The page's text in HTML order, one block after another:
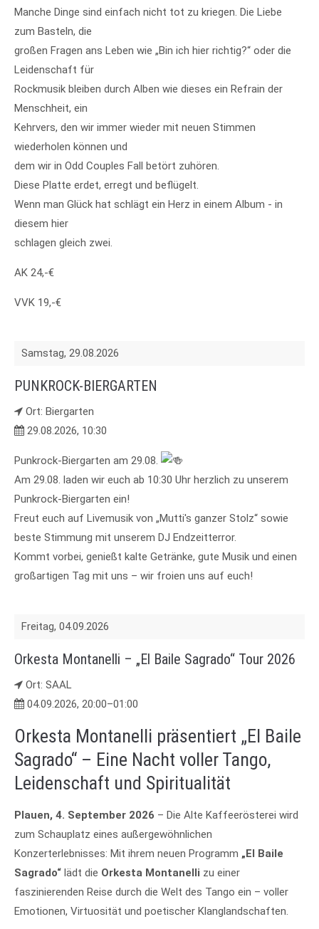
Manche Dinge sind einfach nicht tot zu kriegen. Die Liebe
zum Basteln, die
großen Fragen ans Leben wie „Bin ich hier richtig?“ oder die
Leidenschaft für
Rockmusik bleiben durch Alben wie dieses ein Refrain der
Menschheit, ein
Kehrvers, den wir immer wieder mit neuen Stimmen
wiederholen können und
dem wir in Odd Couples Fall betört zuhören.
Diese Platte erdet, erregt und beflügelt.
Wenn man Glück hat schlägt ein Herz in einem Album - in
diesem hier
schlagen gleich zwei.
AK 24,-€
VVK 19,-€
Samstag, 29.08.2026
PUNKROCK-BIERGARTEN
Ort: Biergarten
29.08.2026, 10:30
Punkrock-Biergarten am 29.08.
Am 29.08. laden wir euch ab 10:30 Uhr herzlich zu unserem
Punkrock-Biergarten ein!
Freut euch auf Livemusik von „Mutti's ganzer Stolz“ sowie
beste Stimmung mit unserem DJ Endzeitterror.
Kommt vorbei, genießt kalte Getränke, gute Musik und einen
großartigen Tag mit uns – wir froien uns auf euch!
Freitag, 04.09.2026
Orkesta Montanelli – „El Baile Sagrado“ Tour 2026
Ort: SAAL
04.09.2026, 20:00–01:00
Orkesta Montanelli präsentiert „El Baile
Sagrado“ – Eine Nacht voller Tango,
Leidenschaft und Spiritualität
Plauen, 4. September 2026 – Die Alte Kaffeerösterei wird
zum Schauplatz eines außergewöhnlichen
Konzerterlebnisses: Mit ihrem neuen Programm „El Baile
Sagrado“ lädt die Orkesta Montanelli zu einer
faszinierenden Reise durch die Welt des Tango ein – voller
Emotionen, Virtuosität und poetischer Klanglandschaften.